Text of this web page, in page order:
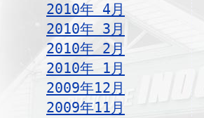
2010年 4月
2010年 3月
2010年 2月
2010年 1月
2009年12月
2009年11月